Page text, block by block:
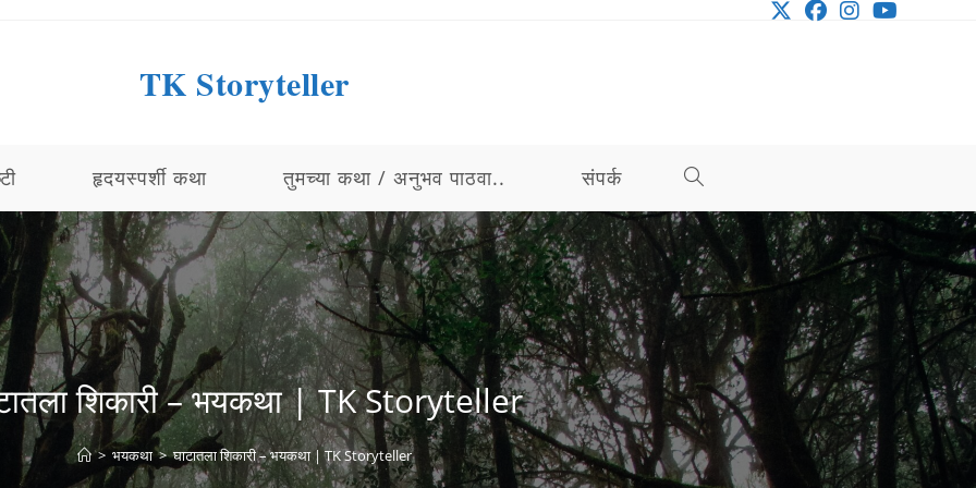
TK Storyteller
हृदयस्पर्शी कथा तुमच्या कथा / अनुभव पाठवा.. संपर्क TOGGLE
WEBSITE
SEARCH
शिकारी – भयकथा | TK Storyteller
> भयकथा > घाटातला शिकारी – भयकथा | TK Storyteller